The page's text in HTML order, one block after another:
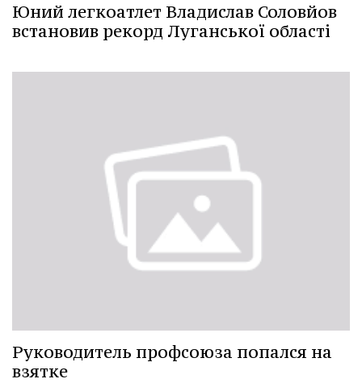
Юний легкоатлет Владислав Соловйов
встановив рекорд Луганської області
Руководитель профсоюза попался на
взятке